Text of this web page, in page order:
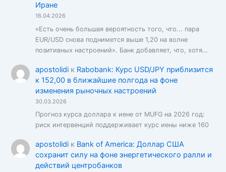
Иране
16.04.2026
«Есть очень большая вероятность того, что... пара
EUR/USD снова поднимется выше 1,20 на волне
позитивных настроений». Банк добавляет, что, хотя…
apostolidiк Rabobank: Курс USD/JPY приблизится
к 152,00 в ближайшие полгода на фоне
изменения рыночных настроений
30.03.2026
Прогноз курса доллара к иене от MUFG на 2026 год:
риск интервенций поддерживает курс иены ниже 160
apostolidiк Bank of America: Доллар США
сохранит силу на фоне энергетического ралли и
действий центробанков